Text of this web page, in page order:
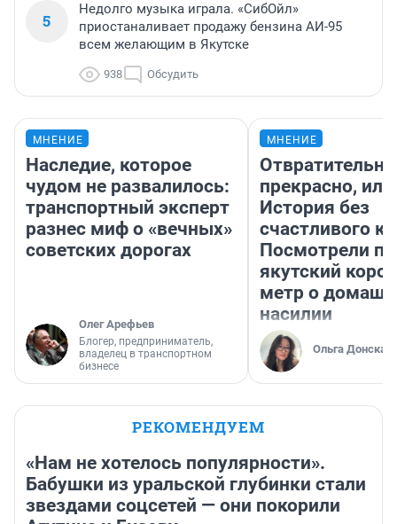
5
Недолго музыка играла. «СибОйл»
приостаналивает продажу бензина АИ-95
всем желающим в Якутске
938 Обсудить
МНЕНИЕ
Наследие, которое
чудом не развалилось:
транспортный эксперт
разнес миф о «вечных»
советских дорогах
Олег Арефьев
Блогер, предприниматель,
владелец в транспортном
бизнесе
МНЕНИЕ
Отвратительно
прекрасно, или
История без
счастливого
Посмотрели
якутский
метр о
насилии
Ольга Донская
РЕКОМЕНДУЕМ
«Нам не хотелось популярности».
Бабушки из уральской глубинки стали
звездами соцсетей — они покорили